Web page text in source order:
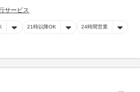
サービス
21時以降OK 24時間営業